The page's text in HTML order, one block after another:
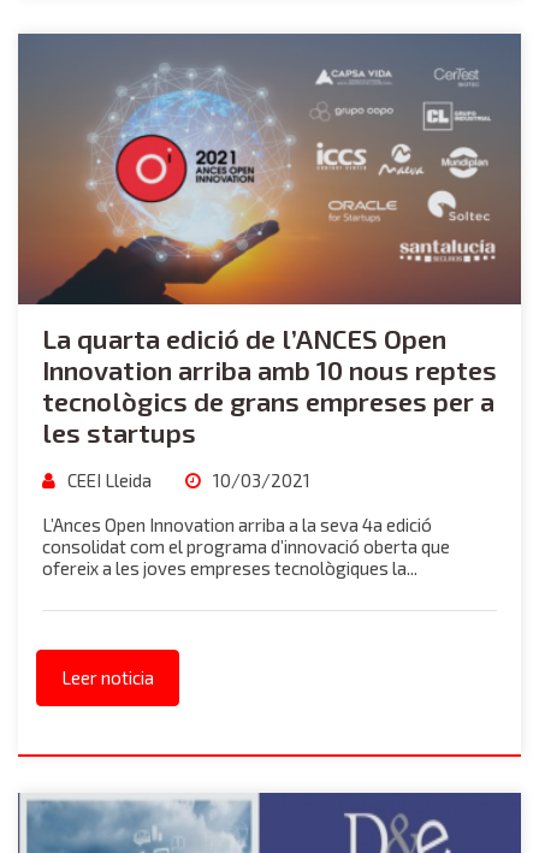
La quarta edició de l’ANCES Open
Innovation arriba amb 10 nous reptes
tecnològics de grans empreses per a
les startups
CEEI Lleida 10/03/2021
L’Ances Open Innovation arriba a la seva 4a edició
consolidat com el programa d’innovació oberta que
ofereix a les joves empreses tecnològiques la...
Leer noticia